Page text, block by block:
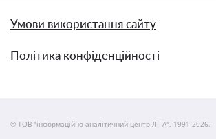
Умови використання сайту
Політика конфіденційності
© ТОВ "інформаційно-аналітичний центр ЛІГА", 1991-2026.